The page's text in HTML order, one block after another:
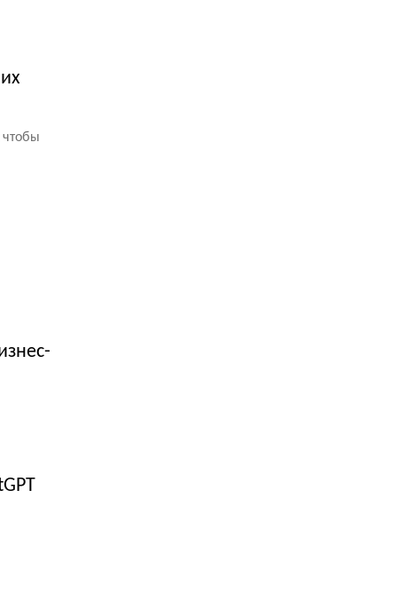
чтобы